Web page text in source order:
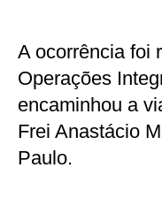
A ocorrência foi
Operações
encaminhou a
Frei Anastácio
Paulo.